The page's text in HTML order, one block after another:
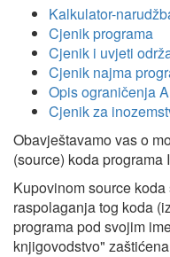
Kalkulator-
Cjenik programa
Cjenik i uvjeti
Cjenik najma
Opis ograničenja
Cjenik za
Obavještavamo vas o
(source) koda programa
Kupovinom source
raspolaganja tog koda
programa pod svojim
knjigovodstvo"